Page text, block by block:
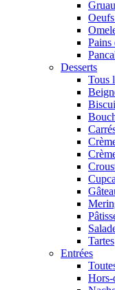
Pains
Desserts
Tous
Tartes
Entrées
Hors-